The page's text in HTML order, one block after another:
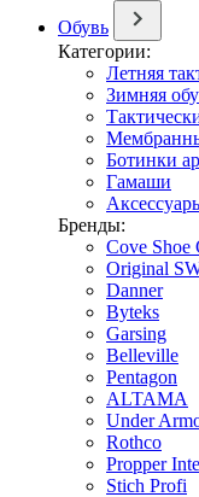
Обувь
Категории:
Летняя
Зимняя
Ботинки
Гамаши
Бренды:
Cove Shoe
Original
Danner
Byteks
Garsing
Belleville
Pentagon
ALTAMA
Under
Rothco
Propper
Stich Profi